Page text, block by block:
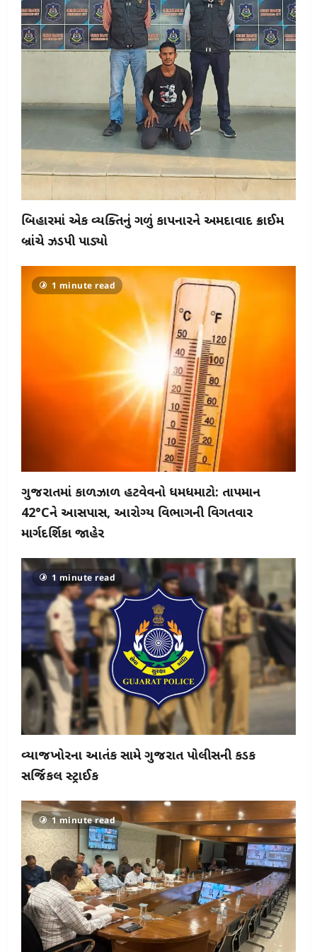
બિહારમાં એક વ્યક્તિનું ગળું કાપનારને અમદાવાદ ક્રાઈમ
બ્રાંચે ઝડપી પાડ્યો
1 minute read
ગુજરાતમાં કાળઝાળ હીટવેવનો ધમધમાટો: તાપમાન
42°Cને આસપાસ, આરોગ્ય વિભાગની વિગતવાર
માર્ગદર્શિકા જાહેર
1 minute read
વ્યાજખોરીના આતંક સામે ગુજરાત પોલીસની કડક
સર્જિકલ સ્ટ્રાઈક
1 minute read